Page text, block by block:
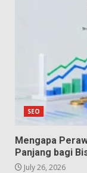
SEO
Mengapa
Panjang bagi
July 26, 2026